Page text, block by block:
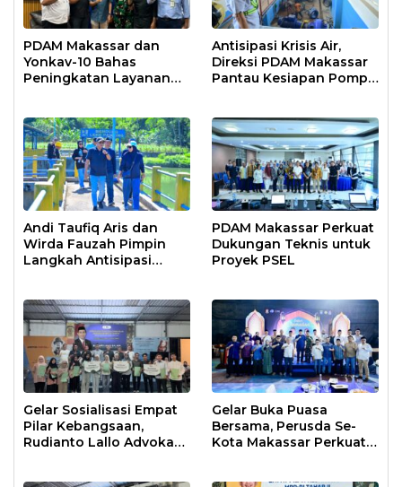
PDAM Makassar dan
Yonkav-10 Bahas
Peningkatan Layanan
Antisipasi Krisis Air,
Direksi PDAM Makassar
Pantau Kesiapan Pompa
Andi Taufiq Aris dan
Wirda Fauzah Pimpin
Langkah Antisipasi
PDAM Makassar Perkuat
Dukungan Teknis untuk
Proyek PSEL
Gelar Sosialisasi Empat
Pilar Kebangsaan,
Rudianto Lallo Advokasi
Gelar Buka Puasa
Bersama, Perusda Se-
Kota Makassar Perkuat